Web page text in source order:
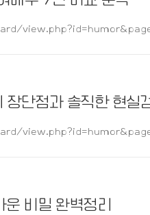
단점과 솔직한 현실
비밀 완벽정리